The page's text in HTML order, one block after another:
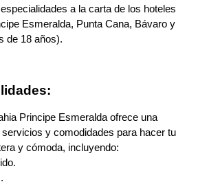
a la carta de los hoteles
Esmeralda, Punta Cana, Bávaro y
de 18 años).
Principe Esmeralda ofrece una
y comodidades para hacer tu
y cómoda, incluyendo: